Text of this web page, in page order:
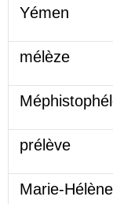
Yémen
mélèze
prélève
Marie-Hélène